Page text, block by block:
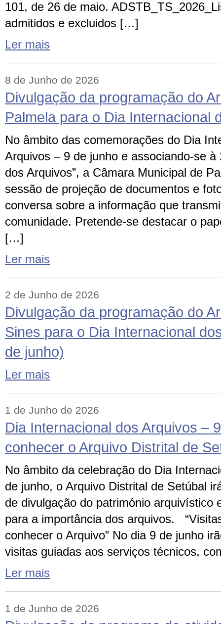
101, de 26 de maio.
admitidos e excluidos […]
Ler mais
8 de Junho de 2026
Divulgação da programação do
Palmela para o Dia Internacional
No âmbito das comemorações do Dia
Arquivos – 9 de junho e associando-se à
dos Arquivos”, a Câmara Municipal de
sessão de projeção de documentos e
conversa sobre a informação que
comunidade. Pretende-se destacar o
[…]
Ler mais
2 de Junho de 2026
Divulgação da programação do
Sines para o Dia Internacional
de junho)
Ler mais
1 de Junho de 2026
Dia Internacional dos Arquivos –
conhecer o Arquivo Distrital de
No âmbito da celebração do Dia
de junho, o Arquivo Distrital de Setúbal
de divulgação do património arquivístico
para a importância dos arquivos.
conhecer o Arquivo” No dia 9 de junho
visitas guiadas aos serviços técnicos,
Ler mais
1 de Junho de 2026